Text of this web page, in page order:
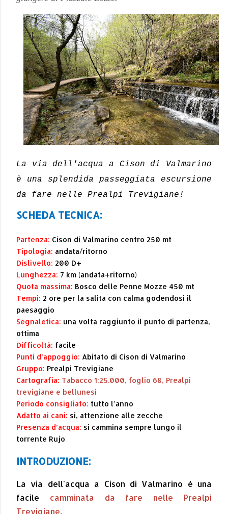
La via dell'acqua a Cison di Valmarino
è una splendida passeggiata escursione
da fare nelle Prealpi Trevigiane!
SCHEDA TECNICA:
Partenza: Cison di Valmarino centro 250 mt
Tipologia: andata/ritorno
Dislivello: 200 D+
Lunghezza: 7 km (andata+ritorno)
Quota massima: Bosco delle Penne Mozze 450 mt
Tempi: 2 ore per la salita con calma godendosi il
paesaggio
Segnaletica: una volta raggiunto il punto di partenza,
ottima
Difficoltà: facile
Punti d’appoggio: Abitato di Cison di Valmarino
Gruppo: Prealpi Trevigiane
Cartografia: Tabacco 1:25.000, foglio 68, Prealpi
trevigiane e bellunesi
Periodo consigliato: tutto l’anno
Adatto ai cani: si, attenzione alle zecche
Presenza d’acqua: si cammina sempre lungo il
torrente Rujo
INTRODUZIONE:
La via dell'acqua a Cison di Valmarino è una
facile camminata da fare nelle Prealpi
Trevigiane.